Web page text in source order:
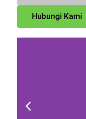
Hubungi Kami